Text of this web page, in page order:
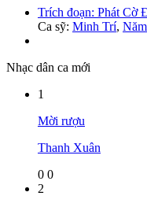
Trích đoạn: Phát Cờ
Ca sỹ: Minh Trí,
Nhạc dân ca mới
1
Mời rượu
Thanh Xuân
0 0
2